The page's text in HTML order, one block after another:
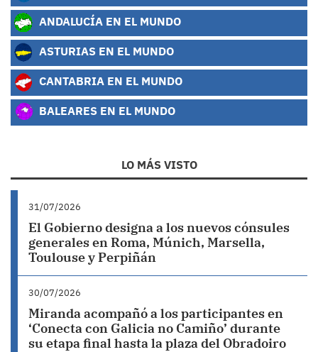
ANDALUCÍA EN EL MUNDO
ASTURIAS EN EL MUNDO
CANTABRIA EN EL MUNDO
BALEARES EN EL MUNDO
LO MÁS VISTO
31/07/2026
El Gobierno designa a los nuevos cónsules
generales en Roma, Múnich, Marsella,
Toulouse y Perpiñán
30/07/2026
Miranda acompañó a los participantes en
‘Conecta con Galicia no Camiño’ durante
su etapa final hasta la plaza del Obradoiro